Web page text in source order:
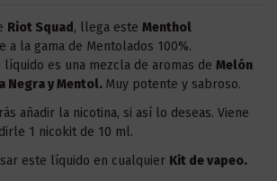
Riot Squad , llega este Menthol
la gama de Mentolados 100%.
es una mezcla de aromas de Melón
Negra y Mentol. Muy potente y sabroso.
añadir la nicotina, si así lo deseas. Viene
1 nicokit de 10 ml.
este líquido en cualquier Kit de vapeo.